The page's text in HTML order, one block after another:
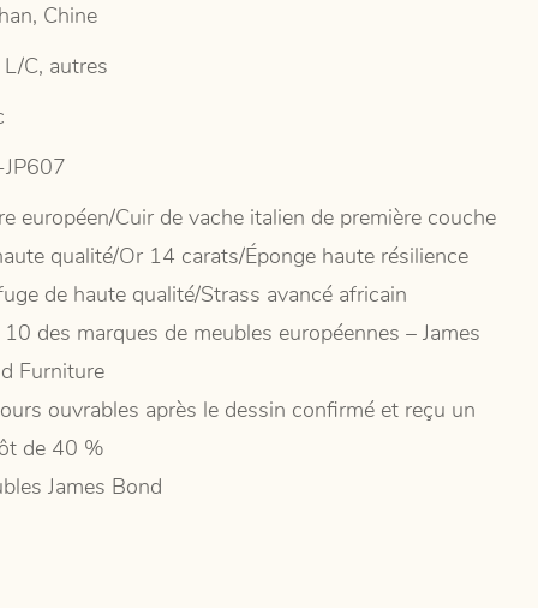
Chine
C, autres
JP607
européen/Cuir de vache italien de première couche
qualité/Or 14 carats/Éponge haute résilience
de haute qualité/Strass avancé africain
des marques de meubles européennes – James
Furniture
ouvrables après le dessin confirmé et reçu un
de 40 %
James Bond